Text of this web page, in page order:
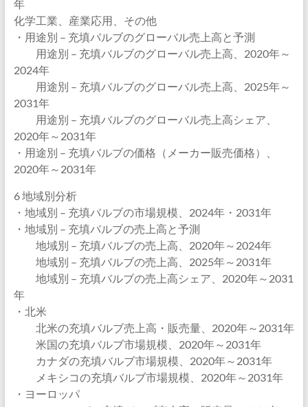
年
化学工業、産業応用、その他
・用途別 – 充填バルブのグローバル売上高と予測
用途別 – 充填バルブのグローバル売上高、2020年～
2024年
用途別 – 充填バルブのグローバル売上高、2025年～
2031年
用途別 – 充填バルブのグローバル売上高シェア、
2020年～2031年
・用途別 – 充填バルブの価格（メーカー販売価格）、
2020年～2031年
6 地域別分析
・地域別 – 充填バルブの市場規模、2024年・2031年
・地域別 – 充填バルブの売上高と予測
地域別 – 充填バルブの売上高、2020年～2024年
地域別 – 充填バルブの売上高、2025年～2031年
地域別 – 充填バルブの売上高シェア、2020年～2031
年
・北米
北米の充填バルブ売上高・販売量、2020年～2031年
米国の充填バルブ市場規模、2020年～2031年
カナダの充填バルブ市場規模、2020年～2031年
メキシコの充填バルブ市場規模、2020年～2031年
・ヨーロッパ